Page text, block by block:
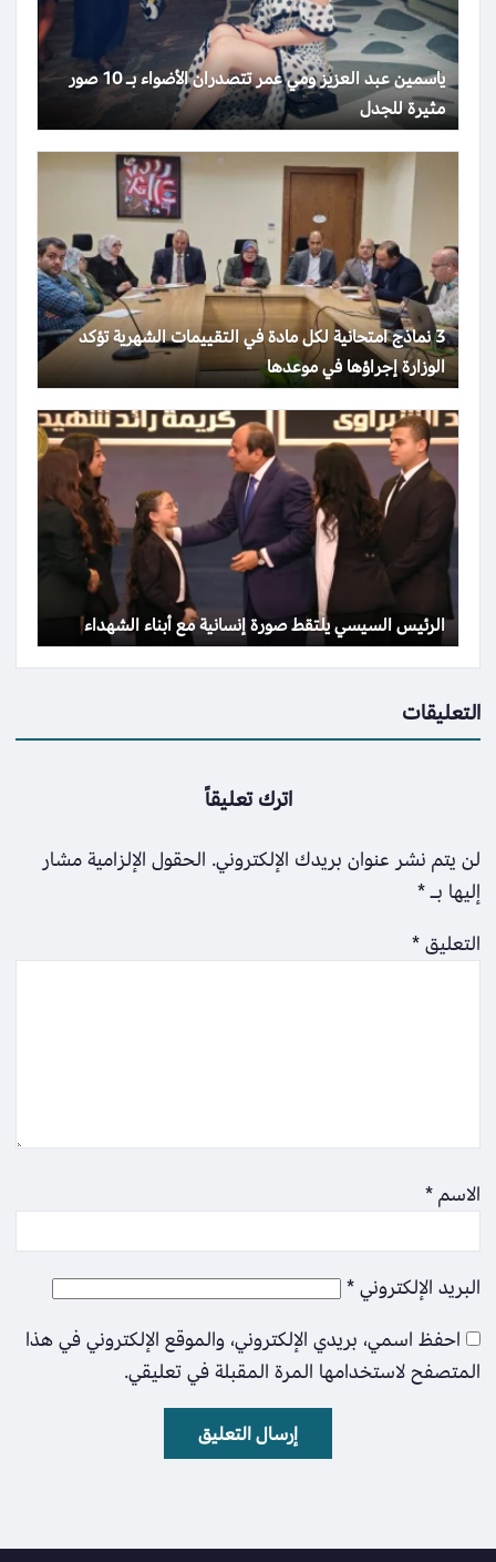
ياسمين عبد العزيز ومي عمر تتصدران الأضواء بـ 10 صور
مثيرة للجدل
3 نماذج امتحانية لكل مادة في التقييمات الشهرية تؤكد
الوزارة إجراؤها في موعدها
الرئيس السيسي يلتقط صورة إنسانية مع أبناء الشهداء
التعليقات
اترك تعليقاً
لن يتم نشر عنوان بريدك الإلكتروني. الحقول الإلزامية مشار
إليها بـ*
التعليق*
الاسم*
البريد الإلكتروني*
احفظ اسمي، بريدي الإلكتروني، والموقع الإلكتروني في هذا
المتصفح لاستخدامها المرة المقبلة في تعليقي.